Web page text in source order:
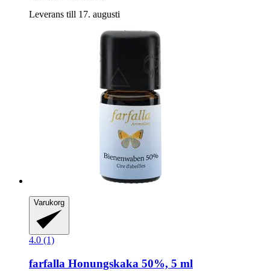
Leverans till 17. augusti
Varukorg
4.0 (1)
farfalla Honungskaka 50%, 5 ml